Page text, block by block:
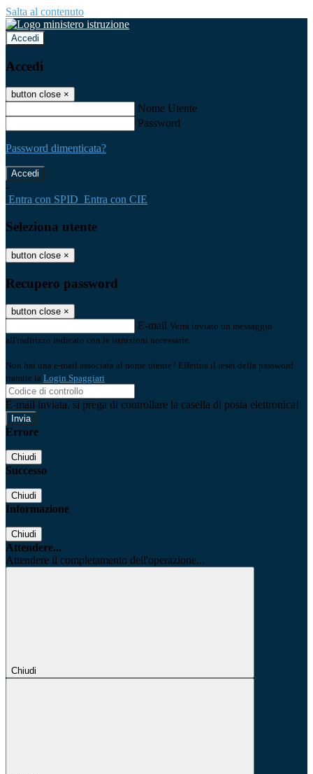
Salta al contenuto
Accedi
Accedi
button close ×
Nome Utente
Password
Password dimenticata?
-
Entra con SPID Entra con CIE
Seleziona utente
button close ×
Recupero password
button close ×
E-mail Verrà inviato un messaggio
all'indirizzo indicato con le istruzioni necessarie.
Non hai una e-mail associata al nome utente? Effettua il reset della password
tramite la Login Spaggiari
E-mail inviata, si prega di controllare la casella di posta elettronica!
Errore
Chiudi
Successo
Chiudi
Informazione
Chiudi
Attendere...
Attendere il completamento dell'operazione...
Chiudi